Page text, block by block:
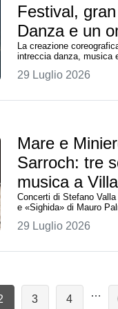
Festival,
Danza e un
La creazione
intreccia danza, musica
29 Luglio 2026
Mare e
Sarroch: tre
musica a
Concerti di Stefano
e «Sighida» di Mauro
29 Luglio 2026
Pagina
3 Pagina
4
…